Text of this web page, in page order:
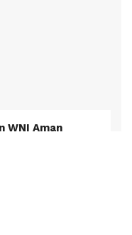
WNI Aman